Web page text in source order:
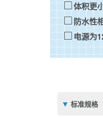
体积更
防水性
电源为
标准规格